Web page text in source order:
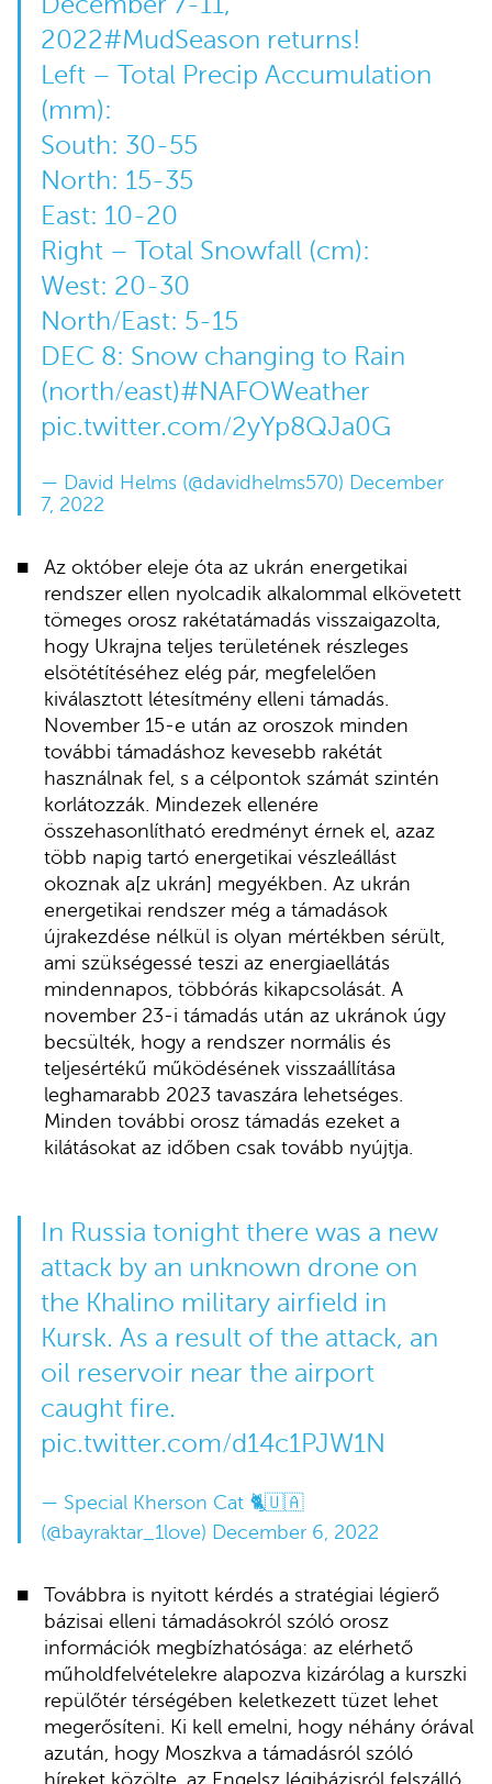
2022#MudSeason returns!
Left – Total Precip Accumulation
(mm):
South: 30-55
North: 15-35
East: 10-20
Right – Total Snowfall (cm):
West: 20-30
North/East: 5-15
DEC 8: Snow changing to Rain
(north/east)#NAFOWeather
pic.twitter.com/2yYp8QJa0G
— David Helms (@davidhelms570) December
7, 2022
Az október eleje óta az ukrán energetikai
rendszer ellen nyolcadik alkalommal elkövetett
tömeges orosz rakétatámadás visszaigazolta,
hogy Ukrajna teljes területének részleges
elsötétítéséhez elég pár, megfelelően
kiválasztott létesítmény elleni támadás.
November 15-e után az oroszok minden
további támadáshoz kevesebb rakétát
használnak fel, s a célpontok számát szintén
korlátozzák. Mindezek ellenére
összehasonlítható eredményt érnek el, azaz
több napig tartó energetikai vészleállást
okoznak a[z ukrán] megyékben. Az ukrán
energetikai rendszer még a támadások
újrakezdése nélkül is olyan mértékben sérült,
ami szükségessé teszi az energiaellátás
mindennapos, többórás kikapcsolását. A
november 23-i támadás után az ukránok úgy
becsülték, hogy a rendszer normális és
teljesértékű működésének visszaállítása
leghamarabb 2023 tavaszára lehetséges.
Minden további orosz támadás ezeket a
kilátásokat az időben csak tovább nyújtja.
In Russia tonight there was a new
attack by an unknown drone on
the Khalino military airfield in
Kursk. As a result of the attack, an
oil reservoir near the airport
caught fire.
pic.twitter.com/d14c1PJW1N
— Special Kherson Cat 🐈🇺🇦
(@bayraktar_1love) December 6, 2022
Továbbra is nyitott kérdés a stratégiai légierő
bázisai elleni támadásokról szóló orosz
információk megbízhatósága: az elérhető
műholdfelvételekre alapozva kizárólag a kurszki
repülőtér térségében keletkezett tüzet lehet
megerősíteni. Ki kell emelni, hogy néhány órával
azután, hogy Moszkva a támadásról szóló